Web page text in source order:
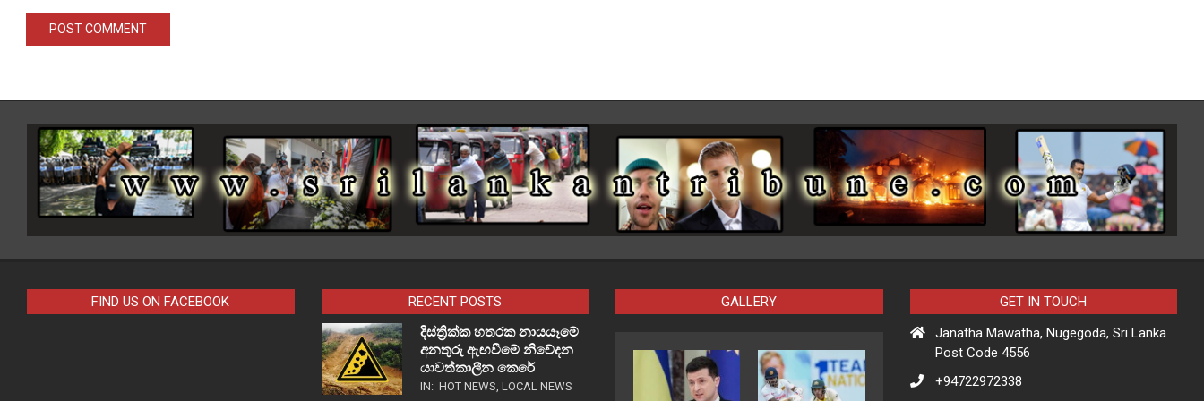
FIND US ON FACEBOOK
RECENT POSTS
දිස්ත්‍රික්ක හතරක නායයෑමේ
අනතුරු ඇඟවීමේ නිවේදන
යාවත්කාලීන කෙරේ
IN: HOT NEWS, LOCAL NEWS
GALLERY
GET IN TOUCH
Janatha Mawatha, Nugegoda, Sri Lanka
Post Code 4556
+94722972338